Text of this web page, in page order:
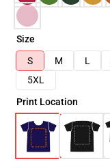
Size
S
M L
5XL
Print Location